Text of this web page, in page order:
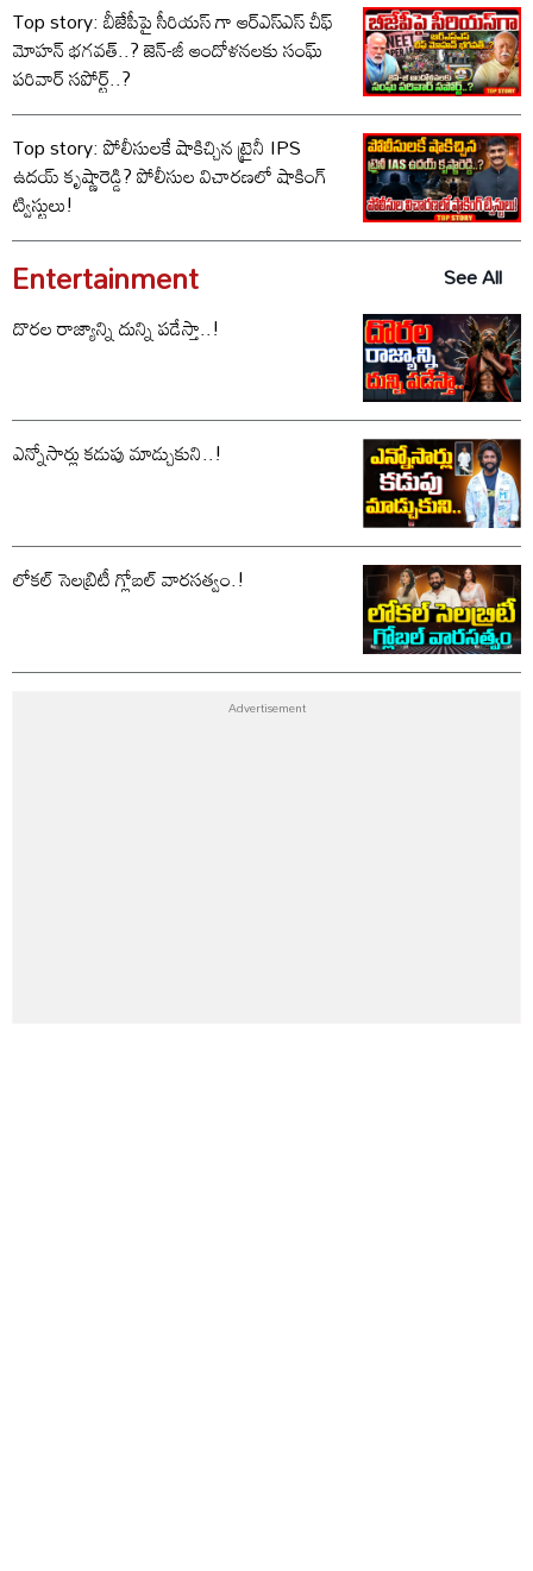
Top story: బీజేపీపై సీరియస్ గా ఆర్‌ఎస్‌ఎస్ చీఫ్
మోహన్ భగవత్..? జెన్-జీ ఆందోళనలకు సంఘ్
పరివార్ సపోర్ట్..?
Top story: పోలీసులకే షాకిచ్చిన ట్రైనీ IPS
ఉదయ్ కృష్ణారెడ్డి? పోలీసుల విచారణలో షాకింగ్
ట్విస్టులు!
Entertainment
See All
దొరల రాజ్యాన్ని దున్ని పడేస్తా..!
ఎన్నోసార్లు కడుపు మాడ్చుకుని..!
లోకల్ సెలబ్రిటీ గ్లోబల్ వారసత్వం.!